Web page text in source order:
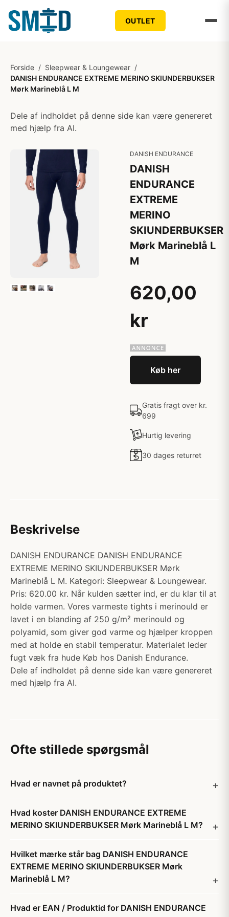
OUTLET
Forside / Sleepwear & Loungewear /
DANISH ENDURANCE EXTREME MERINO SKIUNDERBUKSER
Mørk Marineblå L M
Dele af indholdet på denne side kan være genereret
med hjælp fra AI.
DANISH ENDURANCE
DANISH
ENDURANCE
EXTREME
MERINO
SKIUNDERBUKSER
Mørk Marineblå L
M
620,00
kr
Køb her
Gratis fragt over kr.
699
Hurtig levering
30 dages returret
Beskrivelse
DANISH ENDURANCE DANISH ENDURANCE
EXTREME MERINO SKIUNDERBUKSER Mørk
Marineblå L M. Kategori: Sleepwear & Loungewear.
Pris: 620.00 kr. Når kulden sætter ind, er du klar til at
holde varmen. Vores varmeste tights i merinould er
lavet i en blanding af 250 g/m² merinould og
polyamid, som giver god varme og hjælper kroppen
med at holde en stabil temperatur. Materialet leder
fugt væk fra hude Køb hos Danish Endurance.
Dele af indholdet på denne side kan være genereret
med hjælp fra AI.
Ofte stillede spørgsmål
Hvad er navnet på produktet?
Hvad koster DANISH ENDURANCE EXTREME
MERINO SKIUNDERBUKSER Mørk Marineblå L M?
Hvilket mærke står bag DANISH ENDURANCE
EXTREME MERINO SKIUNDERBUKSER Mørk
Marineblå L M?
Hvad er EAN / Produktid for DANISH ENDURANCE